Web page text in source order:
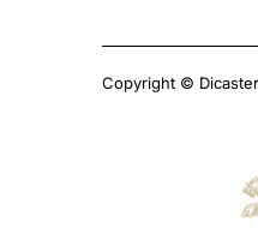
Copyright ©